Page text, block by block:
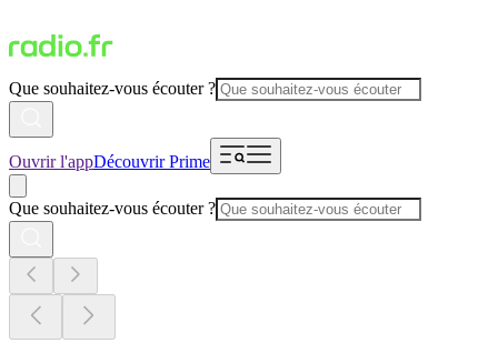
Que souhaitez-vous écouter ?
Ouvrir l'appDécouvrir Prime
Que souhaitez-vous écouter ?